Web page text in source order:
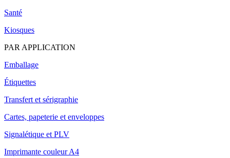
Santé
Kiosques
PAR APPLICATION
Emballage
Étiquettes
Transfert et sérigraphie
Cartes, papeterie et enveloppes
Signalétique et PLV
Imprimante couleur A4